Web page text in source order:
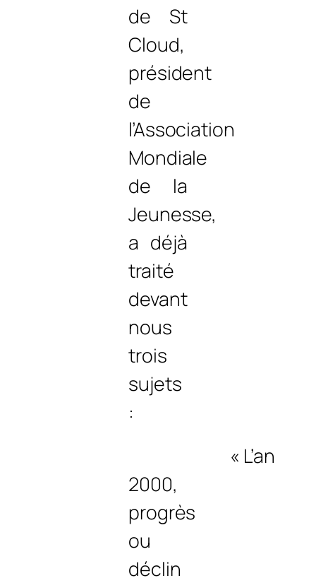
de St
Cloud,
président
de
l’Association
Mondiale
de la
Jeunesse,
a déjà
traité
devant
nous
trois
sujets
:
« L’an
2000,
progrès
ou
déclin